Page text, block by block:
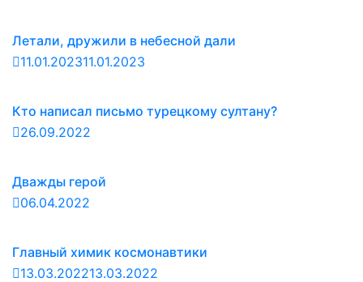
Летали, дружили в небесной дали
11.01.202311.01.2023
Кто написал письмо турецкому султану?
26.09.2022
Дважды герой
06.04.2022
Главный химик космонавтики
13.03.202213.03.2022